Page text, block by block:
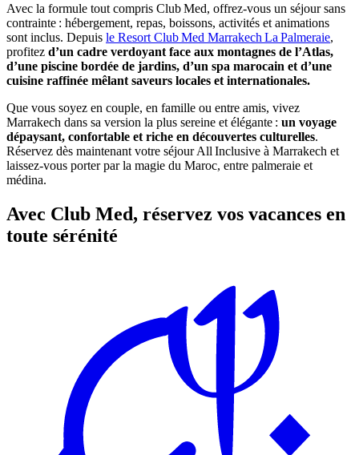
Avec la formule tout compris Club Med, offrez‑vous un séjour sans
contrainte : hébergement, repas, boissons, activités et animations
sont inclus. Depuis le Resort Club Med Marrakech La Palmeraie,
profitez d’un cadre verdoyant face aux montagnes de l’Atlas,
d’une piscine bordée de jardins, d’un spa marocain et d’une
cuisine raffinée mêlant saveurs locales et internationales.
Que vous soyez en couple, en famille ou entre amis, vivez
Marrakech dans sa version la plus sereine et élégante : un voyage
dépaysant, confortable et riche en découvertes culturelles.
Réservez dès maintenant votre séjour All Inclusive à Marrakech et
laissez‑vous porter par la magie du Maroc, entre palmeraie et
médina.
Avec Club Med, réservez vos vacances en
toute sérénité